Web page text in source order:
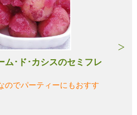
ム･ド･カシスのセミフレ
のでパーティーにもおすす